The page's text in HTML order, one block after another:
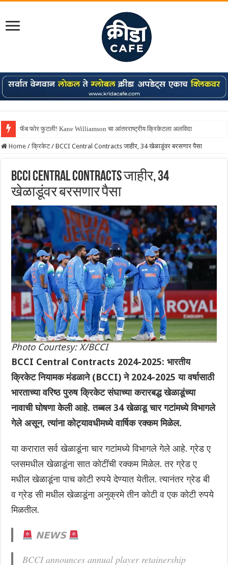
फॅब फोर फुटली! Kane Williamson चा आंतरराष्ट्रीय क्रिकेटला अलविदा
Home / क्रिकेट / BCCI Central Contracts जाहीर, 34 खेळाडूंवर बरसणार पैसा
BCCI Central Contracts जाहीर, 34
खेळाडूंवर बरसणार पैसा
Photo Courtesy: X/BCCI
BCCI Central Contracts 2024-2025: भारतीय
क्रिकेट नियामक मंडळाने (BCCI) ने 2024-2025 या वर्षासाठी
भारताच्या वरिष्ठ पुरुष क्रिकेट संघाच्या करारबद्ध खेळाडूंच्या
नावाची घोषणा केली आहे. तब्बल 34 खेळाडू चार गटांमध्ये विभागले
गेले असून, त्यांना कोट्यावधीमध्ये वार्षिक रक्कम मिळेल.
या करारात सर्व खेळाडूंना चार गटांमध्ये विभागले गेले आहे. ग्रेड ए
प्लसमधील खेळाडूंना सात कोटींची रक्कम मिळेल. तर ग्रेड ए
मधील खेळाडूंना पाच कोटी रुपये देण्यात येतील. त्यानंतर ग्रेड बी
व ग्रेड सी मधील खेळाडूंना अनुक्रमे तीन कोटी व एक कोटी रुपये
मिळतील.
𝗡𝗘𝗪𝗦
BCCI announces annual player retainership